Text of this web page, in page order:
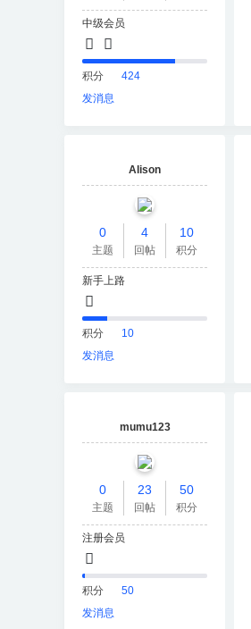
中级会员
积分
424
发消息
Alison
0
主题
4
回帖
10
积分
新手上路
积分
10
发消息
mumu123
0
主题
23
回帖
50
积分
注册会员
积分
50
发消息